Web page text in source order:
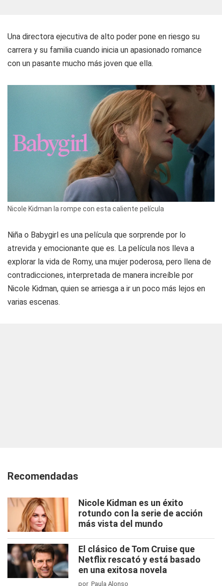
Una directora ejecutiva de alto poder pone en riesgo su
carrera y su familia cuando inicia un apasionado romance
con un pasante mucho más joven que ella.
Nicole Kidman la rompe con esta caliente película
Niña o Babygirl es una película que sorprende por lo
atrevida y emocionante que es. La película nos lleva a
explorar la vida de Romy, una mujer poderosa, pero llena de
contradicciones, interpretada de manera increíble por
Nicole Kidman, quien se arriesga a ir un poco más lejos en
varias escenas.
Recomendadas
Nicole Kidman es un éxito
rotundo con la serie de acción
más vista del mundo
El clásico de Tom Cruise que
Netflix rescató y está basado
en una exitosa novela
por Paula Alonso